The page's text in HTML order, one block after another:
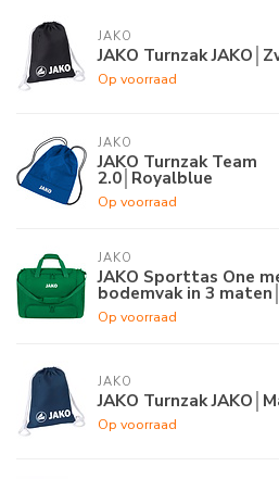
JAKO
JAKO Turnzak
Op voorraad
JAKO
JAKO Turnzak Team
2.0│Royalblue
Op voorraad
JAKO
JAKO Sporttas One
bodemvak in 3
Op voorraad
JAKO
JAKO Turnzak
Op voorraad